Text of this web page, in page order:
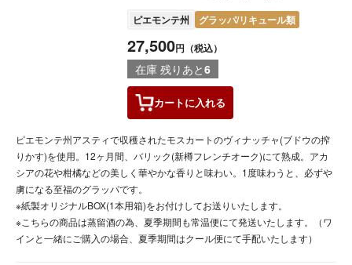
ピエモンテ州 グラッパ/リキュール類
27,500円（税込）
在庫 残りあと6
カートに入れる
ピエモンテ州アスティで収穫されたモスカートのヴィナッチャ(ブドウの搾
りかす)を使用。12ヶ月間、バリック(新樽フレンチオーク)にて熟成。アカ
シアの花や柑橘などの美しく華やかな香りと味わい。1度味わうと、必ずや
虜になる至福のグラッパです。
※紙製オリジナルBOX(1本用箱)をお付けしてお送りいたします。
※こちらの商品は蒸留酒の為、夏季期間も常温便にて発送いたします。（ワ
インと一緒にご購入の場合、夏季期間はクール便にて手配いたします）